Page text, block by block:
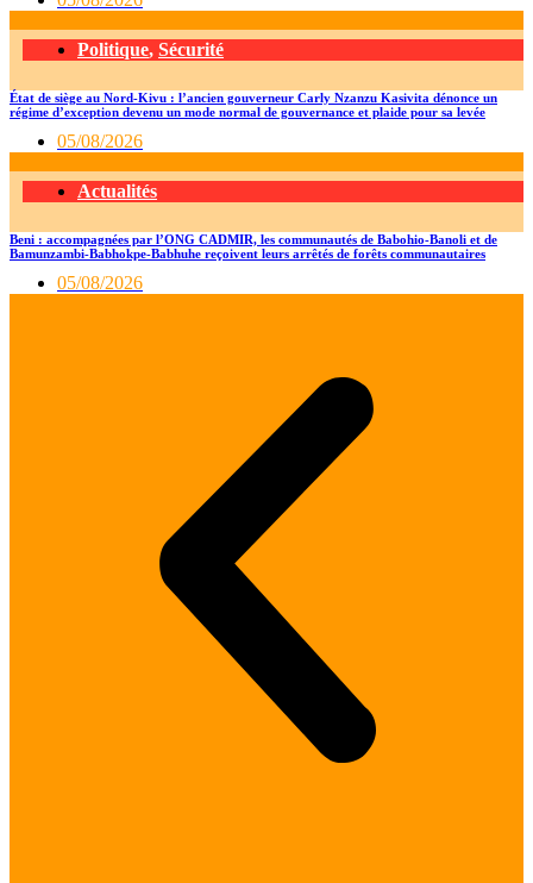
Politique, Sécurité
État de siège au Nord-Kivu : l’ancien gouverneur Carly Nzanzu Kasivita dénonce un
régime d’exception devenu un mode normal de gouvernance et plaide pour sa levée
05/08/2026
Actualités
Beni : accompagnées par l’ONG CADMIR, les communautés de Babohio-Banoli et de
Bamunzambi-Babhokpe-Babhuhe reçoivent leurs arrêtés de forêts communautaires
05/08/2026